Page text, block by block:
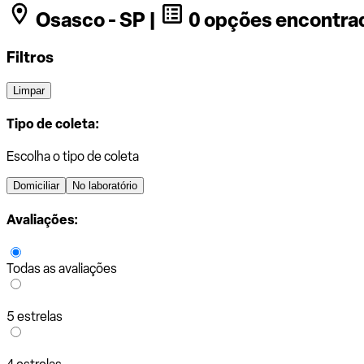
Osasco - SP | 0 opções
Filtros
Limpar
Tipo de coleta:
Escolha o tipo de coleta
Domiciliar No laboratório
Avaliações:
Todas as avaliações
5 estrelas